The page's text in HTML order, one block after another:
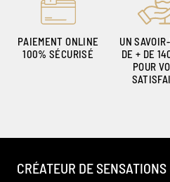
PAIEMENT ONLINE
100% SÉCURISÉ
UN
DE + DE
POUR
CRÉATEUR DE